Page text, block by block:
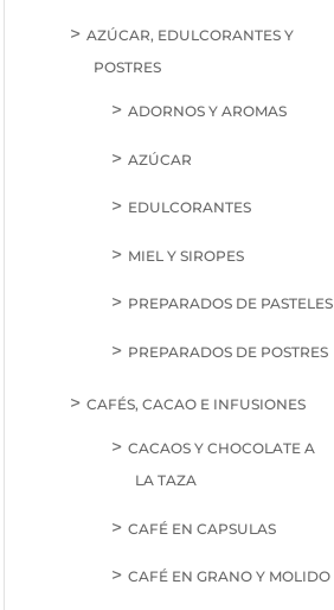
AZÚCAR, EDULCORANTES Y
POSTRES
ADORNOS Y AROMAS
AZÚCAR
EDULCORANTES
MIEL Y SIROPES
PREPARADOS DE PASTELES
PREPARADOS DE POSTRES
CAFÉS, CACAO E INFUSIONES
CACAOS Y CHOCOLATE A
LA TAZA
CAFÉ EN CAPSULAS
CAFÉ EN GRANO Y MOLIDO